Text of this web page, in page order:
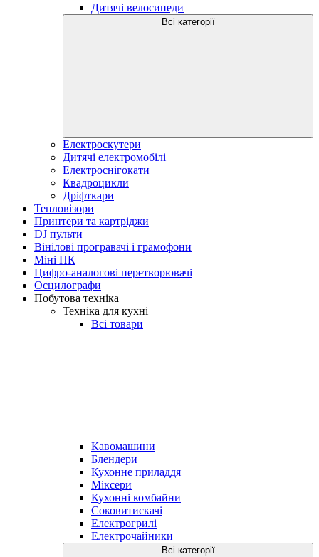
Дитячі велосипеди
Всі категорії
Електроскутери
Дитячі електромобілі
Електроснігокати
Квадроцикли
Дріфткари
Тепловізори
Принтери та картріджи
DJ пульти
Вінілові програвачі і грамофони
Міні ПК
Цифро-аналогові перетворювачі
Осцилографи
Побутова техніка
Техніка для кухні
Всі товари
Кавомашини
Блендери
Кухонне приладдя
Міксери
Кухонні комбайни
Соковитискачі
Електрогрилі
Електрочайники
Всі категорії